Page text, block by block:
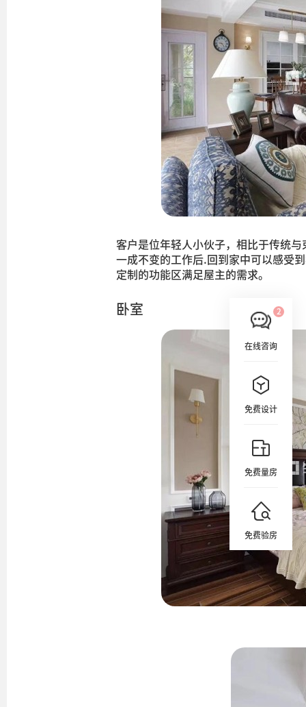
在线咨询
免费设计
免费量房
免费验房
客户是位年轻人小伙子，相比于传统
一成不变的工作后.回到家中可以感受
定制的功能区满足屋主的需求。
卧室